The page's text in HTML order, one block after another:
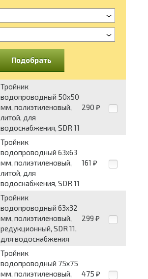
Подобрать
Тройник
водопроводный 50x50
мм, полиэтиленовый,
литой, для
водоснабжения, SDR 11
290 ₽
Тройник
водопроводный 63x63
мм, полиэтиленовый,
литой, для
водоснабжения, SDR 11
161 ₽
Тройник
водопроводный 63x32
мм, полиэтиленовый,
редукционный, SDR 11,
для водоснабжения
299 ₽
Тройник
водопроводный 75x75
мм, полиэтиленовый,
475 ₽